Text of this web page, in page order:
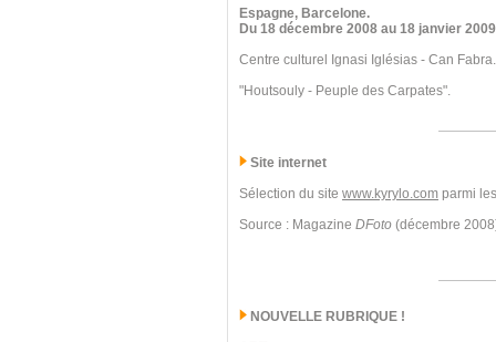
Espagne, Barcelone.
Du 18 décembre 2008 au 18 janvier
Centre culturel Ignasi Iglésias - Can Fabra.
"Houtsouly - Peuple des Carpates".
Site internet
Sélection du site www.kyrylo.com parmi
Source : Magazine DFoto (décembre
NOUVELLE RUBRIQUE !